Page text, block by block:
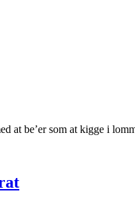
at be’er som at kigge i